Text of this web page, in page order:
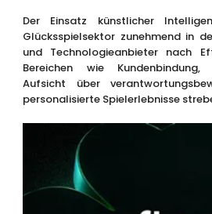
Der Einsatz künstlicher
Glücksspielsektor zunehmend in
und Technologieanbieter nach
Bereichen wie Kundenbindung,
Aufsicht über
personalisierte Spielerlebnisse